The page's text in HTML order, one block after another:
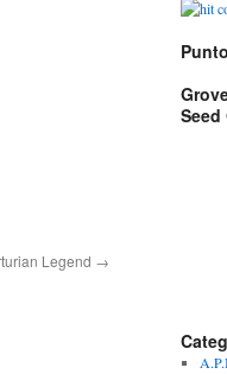
Legend →
Seed